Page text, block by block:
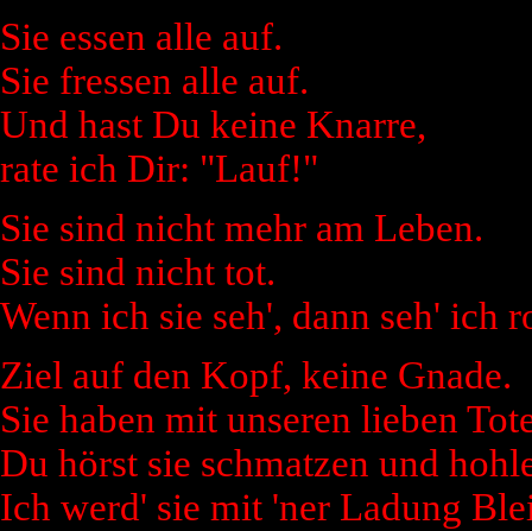
Sie essen alle auf.
Sie fressen alle auf.
Und hast Du keine Knarre,
rate ich Dir: "Lauf!"
Sie sind nicht mehr am Leben.
Sie sind nicht tot.
Wenn ich sie seh', dann seh' ich
Ziel auf den Kopf, keine Gnade.
Sie haben mit unseren lieben
Du hörst sie schmatzen und
Ich werd' sie mit 'ner Ladung